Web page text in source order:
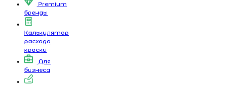
Premium
бренды
Калькулятор
расхода
краски
Для
бизнеса